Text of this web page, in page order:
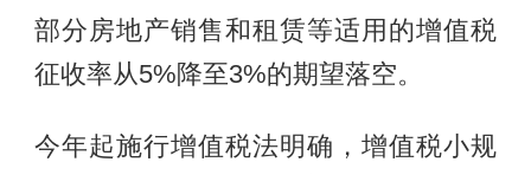
部分房地产销售和租赁等适用的增值税
征收率从5%降至3%的期望落空。
今年起施行增值税法明确，增值税小规